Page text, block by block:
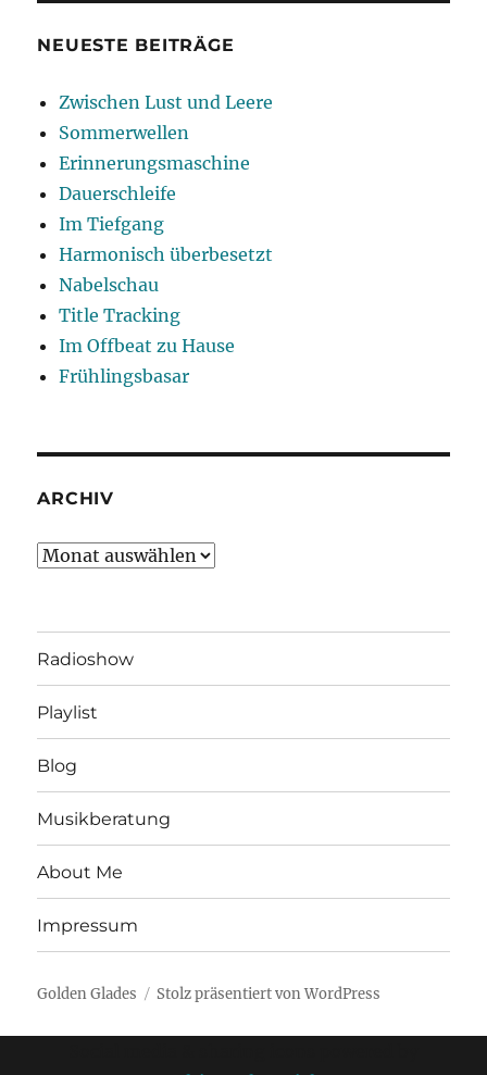
NEUESTE BEITRÄGE
Zwischen Lust und Leere
Sommerwellen
Erinnerungsmaschine
Dauerschleife
Im Tiefgang
Harmonisch überbesetzt
Nabelschau
Title Tracking
Im Offbeat zu Hause
Frühlingsbasar
ARCHIV
Archiv
Radioshow
Playlist
Blog
Musikberatung
About Me
Impressum
Golden Glades Stolz präsentiert von WordPress